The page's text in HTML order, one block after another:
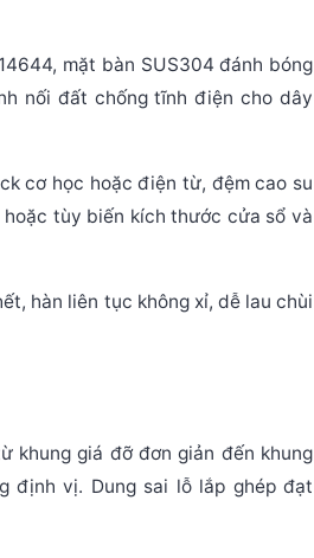
mặt bàn SUS304 đánh bóng
nối đất chống tĩnh điện cho dây
cơ học hoặc điện từ, đệm cao su
tùy biến kích thước cửa sổ và
hàn liên tục không xỉ, dễ lau chùi
khung giá đỡ đơn giản đến khung
định vị. Dung sai lỗ lắp ghép đạt